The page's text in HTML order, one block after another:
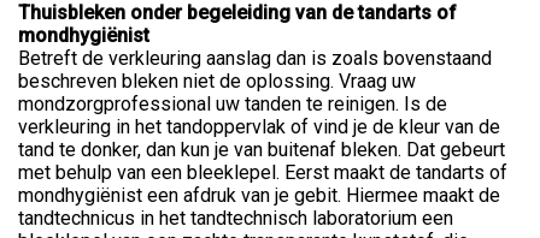
Thuisbleken onder begeleiding van de tandarts of
mondhygiënist
Betreft de verkleuring aanslag dan is zoals bovenstaand
beschreven bleken niet de oplossing. Vraag uw
mondzorgprofessional uw tanden te reinigen. Is de
verkleuring in het tandoppervlak of vind je de kleur van de
tand te donker, dan kun je van buitenaf bleken. Dat gebeurt
met behulp van een bleeklepel. Eerst maakt de tandarts of
mondhygiënist een afdruk van je gebit. Hiermee maakt de
tandtechnicus in het tandtechnisch laboratorium een